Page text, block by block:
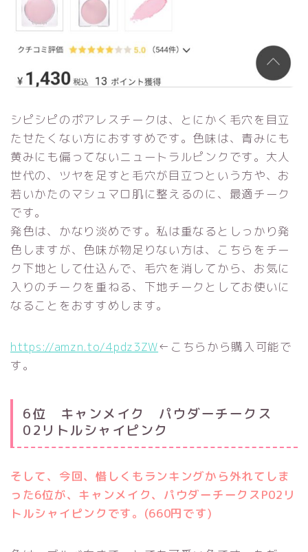
シピシピのポアレスチークは、とにかく毛穴を目立
たせたくない方におすすめです。色味は、青みにも
黄みにも偏ってないニュートラルピンクです。大人
世代の、ツヤを足すと毛穴が目立つという方や、お
若いかたのマシュマロ肌に整えるのに、最適チーク
です。
発色は、かなり淡めです。私は重なるとしっかり発
色しますが、色味が物足りない方は、こちらをチー
ク下地として仕込んで、毛穴を消してから、お気に
入りのチークを重ねる、下地チークとしてお使いに
なることをおすすめします。
https://amzn.to/4pdz3ZW←こちらから購入可能で
す。
6位 キャンメイク パウダーチークス
02リトルシャイピンク
そして、今回、惜しくもランキングから外れてしま
った6位が、キャンメイク、パウダーチークスP02リ
トルシャイピンクです。(660円です)